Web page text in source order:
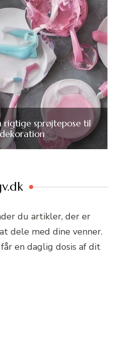
rigtige sprøjtepose til
du artikler, der er
dele med dine venner.
en daglig dosis af dit